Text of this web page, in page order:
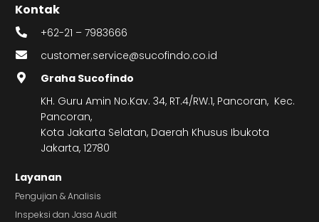
Kontak
+62-21 – 7983666
customer.service@sucofindo.co.id
Graha Sucofindo
KH. Guru Amin No.Kav. 34, RT.4/RW.1, Pancoran, Kec.
Pancoran,
Kota Jakarta Selatan, Daerah Khusus Ibukota
Jakarta, 12780
Layanan
Pengujian & Analisis
Inspeksi dan Jasa Audit